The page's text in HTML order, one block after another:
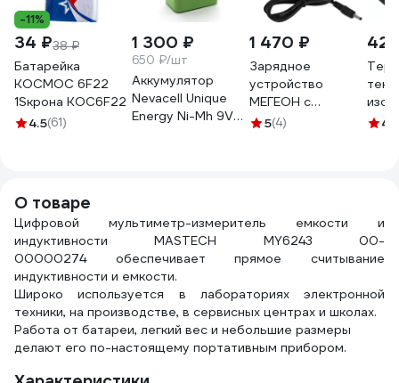
-11%
34 ₽38 ₽
Батарейка
КОСМОС 6F22
1Sкрона KOC6F22
4.5(61)
1 300 ₽
650 ₽/шт
Аккумулятор
Nevacell Unique
Energy Ni-Mh 9V
1 470 ₽
Зарядное
устройство
МЕГЕОН с
аккумулятором
5(4) 4.8
О товаре
Цифровой мультиметр-измеритель емкости и
индуктивности MASTECH MY6243 00-
00000274 обеспечивает прямое считывание
индуктивности и емкости.
Широко используется в лабораториях электронной
техники, на производстве, в сервисных центрах и школах.
Работа от батареи, легкий вес и небольшие размеры
делают его по-настоящему портативным прибором.